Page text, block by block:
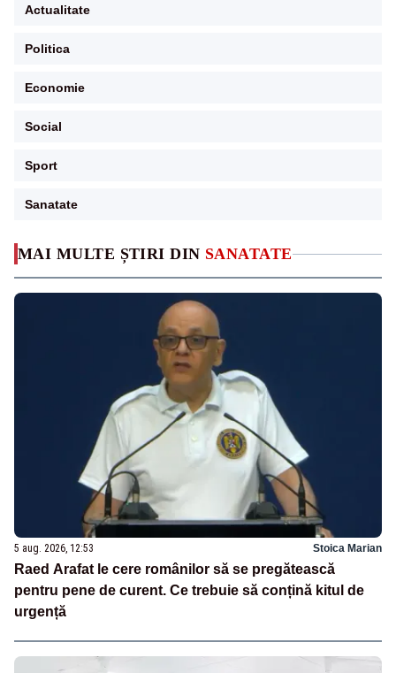
MAI MULTE ȘTIRI DIN SANATATE
5 aug. 2026, 12:53 Stoica Marian
Raed Arafat le cere românilor să se pregătească
pentru pene de curent. Ce trebuie să conțină kitul de
urgență
Actualitate
Politica
Economie
Social
Sport
Sanatate